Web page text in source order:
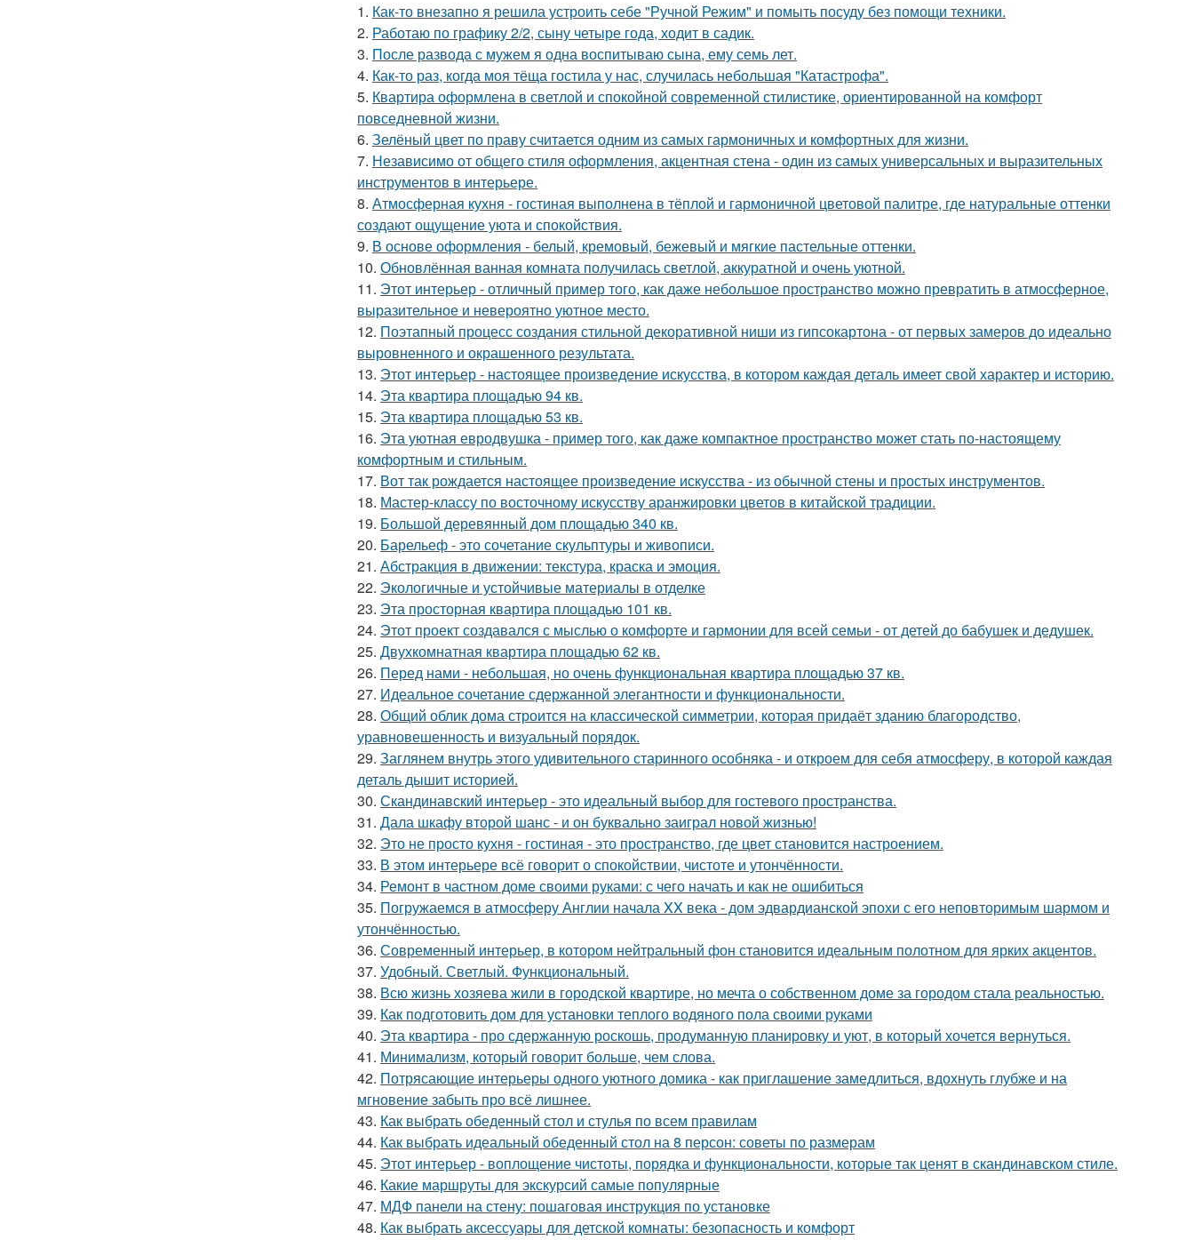
1. Как-то внезапно я решила устроить себе "Ручной Режим" и помыть посуду без помощи техники.
2. Работаю по графику 2/2, сыну четыре года, ходит в садик.
3. После развода с мужем я одна воспитываю сына, ему семь лет.
4. Как-то раз, когда моя тёща гостила у нас, случилась небольшая "Катастрофа".
5. Квартира оформлена в светлой и спокойной современной стилистике, ориентированной на комфорт
повседневной жизни.
6. Зелёный цвет по праву считается одним из самых гармоничных и комфортных для жизни.
7. Независимо от общего стиля оформления, акцентная стена - один из самых универсальных и выразительных
инструментов в интерьере.
8. Атмосферная кухня - гостиная выполнена в тёплой и гармоничной цветовой палитре, где натуральные оттенки
создают ощущение уюта и спокойствия.
9. В основе оформления - белый, кремовый, бежевый и мягкие пастельные оттенки.
10. Обновлённая ванная комната получилась светлой, аккуратной и очень уютной.
11. Этот интерьер - отличный пример того, как даже небольшое пространство можно превратить в атмосферное,
выразительное и невероятно уютное место.
12. Поэтапный процесс создания стильной декоративной ниши из гипсокартона - от первых замеров до идеально
выровненного и окрашенного результата.
13. Этот интерьер - настоящее произведение искусства, в котором каждая деталь имеет свой характер и историю.
14. Эта квартира площадью 94 кв.
15. Эта квартира площадью 53 кв.
16. Эта уютная евродвушка - пример того, как даже компактное пространство может стать по-настоящему
комфортным и стильным.
17. Вот так рождается настоящее произведение искусства - из обычной стены и простых инструментов.
18. Мастер-классу по восточному искусству аранжировки цветов в китайской традиции.
19. Большой деревянный дом площадью 340 кв.
20. Барельеф - это сочетание скульптуры и живописи.
21. Абстракция в движении: текстура, краска и эмоция.
22. Экологичные и устойчивые материалы в отделке
23. Эта просторная квартира площадью 101 кв.
24. Этот проект создавался с мыслью о комфорте и гармонии для всей семьи - от детей до бабушек и дедушек.
25. Двухкомнатная квартира площадью 62 кв.
26. Перед нами - небольшая, но очень функциональная квартира площадью 37 кв.
27. Идеальное сочетание сдержанной элегантности и функциональности.
28. Общий облик дома строится на классической симметрии, которая придаёт зданию благородство,
уравновешенность и визуальный порядок.
29. Заглянем внутрь этого удивительного старинного особняка - и откроем для себя атмосферу, в которой каждая
деталь дышит историей.
30. Скандинавский интерьер - это идеальный выбор для гостевого пространства.
31. Дала шкафу второй шанс - и он буквально заиграл новой жизнью!
32. Это не просто кухня - гостиная - это пространство, где цвет становится настроением.
33. В этом интерьере всё говорит о спокойствии, чистоте и утончённости.
34. Ремонт в частном доме своими руками: с чего начать и как не ошибиться
35. Погружаемся в атмосферу Англии начала XX века - дом эдвардианской эпохи с его неповторимым шармом и
утончённостью.
36. Современный интерьер, в котором нейтральный фон становится идеальным полотном для ярких акцентов.
37. Удобный. Светлый. Функциональный.
38. Всю жизнь хозяева жили в городской квартире, но мечта о собственном доме за городом стала реальностью.
39. Как подготовить дом для установки теплого водяного пола своими руками
40. Эта квартира - про сдержанную роскошь, продуманную планировку и уют, в который хочется вернуться.
41. Минимализм, который говорит больше, чем слова.
42. Потрясающие интерьеры одного уютного домика - как приглашение замедлиться, вдохнуть глубже и на
мгновение забыть про всё лишнее.
43. Как выбрать обеденный стол и стулья по всем правилам
44. Как выбрать идеальный обеденный стол на 8 персон: советы по размерам
45. Этот интерьер - воплощение чистоты, порядка и функциональности, которые так ценят в скандинавском стиле.
46. Какие маршруты для экскурсий самые популярные
47. МДФ панели на стену: пошаговая инструкция по установке
48. Как выбрать аксессуары для детской комнаты: безопасность и комфорт